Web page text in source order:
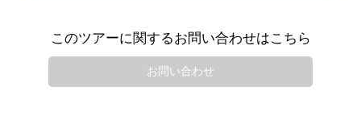
このツアーに関するお問い合わせはこちら
お問い合わせ